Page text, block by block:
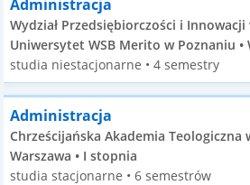
Administracja
Wydział Przedsiębiorczości i Innowacji
Uniwersytet WSB Merito w Poznaniu •
studia niestacjonarne • 4 semestry
Administracja
Chrześcijańska Akademia Teologiczna
Warszawa • I stopnia
studia stacjonarne • 6 semestrów